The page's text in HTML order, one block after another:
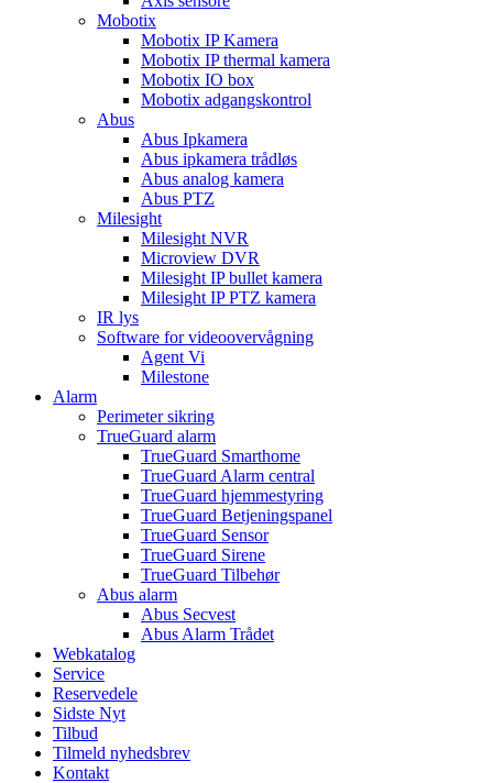
Mobotix
Mobotix IP Kamera
Mobotix IP thermal kamera
Mobotix IO box
Mobotix adgangskontrol
Abus
Abus Ipkamera
Abus ipkamera trådløs
Abus analog kamera
Abus PTZ
Milesight
Milesight NVR
Microview DVR
Milesight IP bullet kamera
Milesight IP PTZ kamera
IR lys
Software for videoovervågning
Agent Vi
Milestone
Alarm
Perimeter sikring
TrueGuard alarm
TrueGuard Smarthome
TrueGuard Alarm central
TrueGuard hjemmestyring
TrueGuard Betjeningspanel
TrueGuard Sensor
TrueGuard Sirene
TrueGuard Tilbehør
Abus alarm
Abus Secvest
Abus Alarm Trådet
Webkatalog
Service
Reservedele
Sidste Nyt
Tilbud
Tilmeld nyhedsbrev
Kontakt